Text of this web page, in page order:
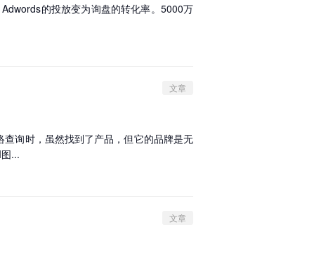
的投放变为询盘的转化率。5000万
文章
询时，虽然找到了产品，但它的品牌是无
...
文章